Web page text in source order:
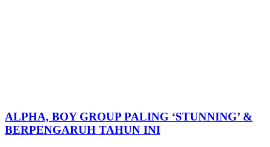
ALPHA, BOY GROUP PALING ‘STUNNING’ &
BERPENGARUH TAHUN INI